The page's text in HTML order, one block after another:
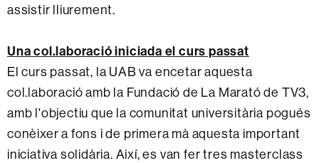
assistir lliurement.
Una col.laboració iniciada el curs passat
El curs passat, la UAB va encetar aquesta
col.laboració amb la Fundació de La Marató de TV3,
amb l'objectiu que la comunitat universitària pogués
conèixer a fons i de primera mà aquesta important
iniciativa solidària. Així, es van fer tres masterclass